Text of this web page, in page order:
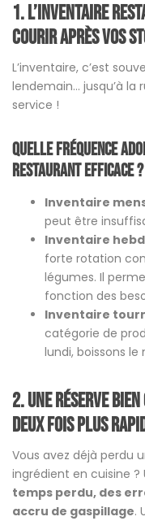
1. L’inventaire
courir après vos
L’inventaire, c’est
lendemain… jusqu’à la
service !
Quelle fréquence
restaurant efficace ?
Inventaire
peut être
Inventaire
forte rotation
légumes. Il
fonction des
Inventaire
catégorie de
lundi, boissons le
2. Une réserve
deux fois plus
Vous avez déjà perdu
ingrédient en cuisine ?
temps perdu, des
accru de gaspillage.